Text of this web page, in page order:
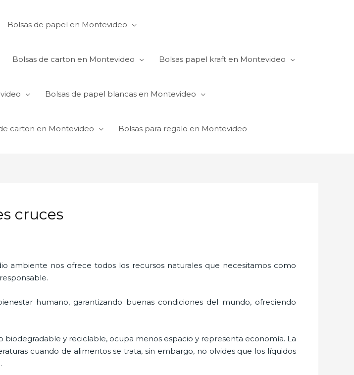
Bolsas de papel en Montevideo
Bolsas de carton en Montevideo Bolsas papel kraft en Montevideo
Bolsas de papel blancas en Montevideo
carton en Montevideo Bolsas para regalo en Montevideo
cruces
ambiente nos ofrece todos los recursos naturales que necesitamos como
humano, garantizando buenas condiciones del mundo, ofreciendo
biodegradable y reciclable, ocupa menos espacio y representa economía. La
cuando de alimentos se trata, sin embargo, no olvides que los líquidos